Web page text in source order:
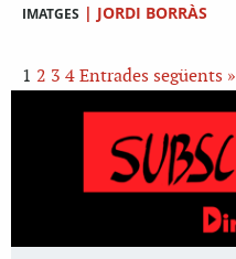
IMATGES | JORDI BORRÀS
1 2 3 4 Entrades següents »